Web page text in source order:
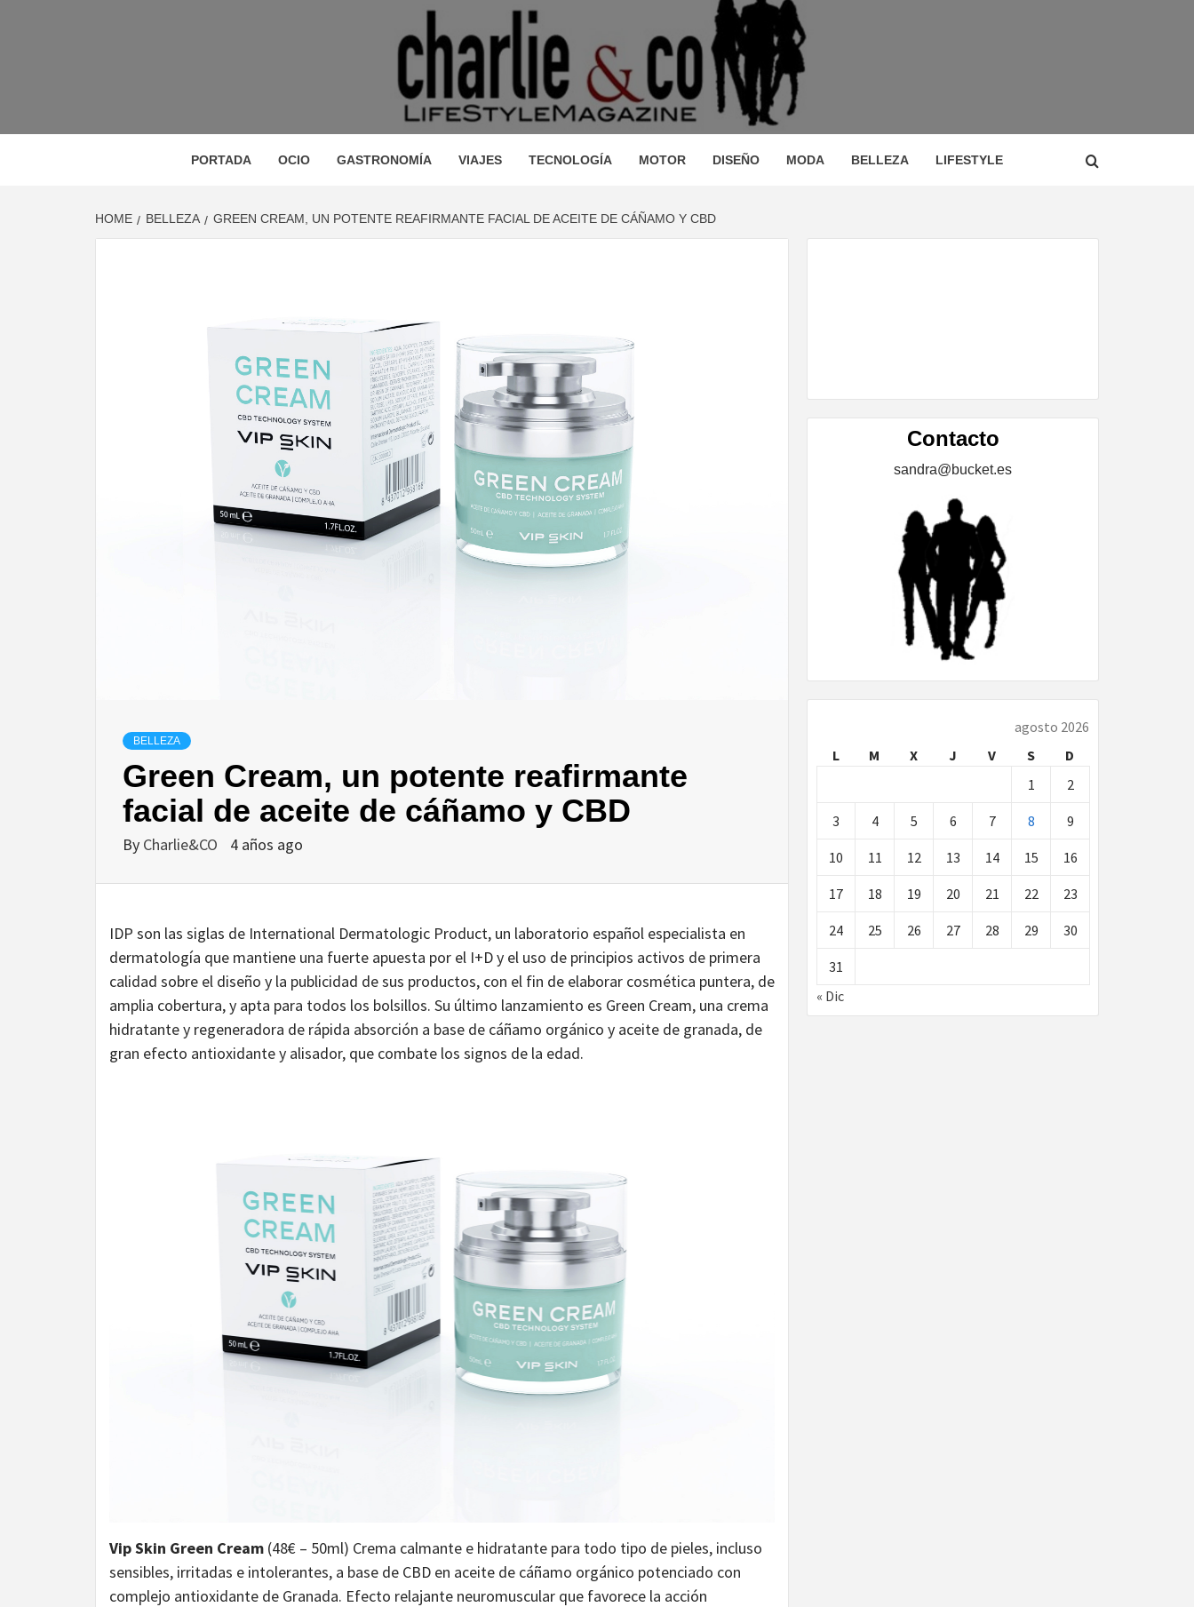
MAGAZINE DE
GASTRONOMÍA,
VIAJES, MOTOR,
TECNOLOGÍA,
DISEÑO…
MAGAZINE DE GASTRONOMÍA, BELLEZA, OCIO, VIAJES, MOTOR, TECNOLOGÍA, DISEÑO…
PORTADA OCIO GASTRONOMÍA VIAJES TECNOLOGÍA MOTOR DISEÑO MODA BELLEZA LIFESTYLE
HOME BELLEZA GREEN CREAM, UN POTENTE REAFIRMANTE FACIAL DE ACEITE DE CÁÑAMO Y CBD
BELLEZA
Green Cream, un potente reafirmante
facial de aceite de cáñamo y CBD
By Charlie&CO 4 años ago
IDP son las siglas de International Dermatologic Product, un laboratorio español especialista en
dermatología que mantiene una fuerte apuesta por el I+D y el uso de principios activos de primera
calidad sobre el diseño y la publicidad de sus productos, con el fin de elaborar cosmética puntera, de
amplia cobertura, y apta para todos los bolsillos. Su último lanzamiento es Green Cream, una crema
hidratante y regeneradora de rápida absorción a base de cáñamo orgánico y aceite de granada, de
gran efecto antioxidante y alisador, que combate los signos de la edad.
Vip Skin Green Cream (48€ – 50ml) Crema calmante e hidratante para todo tipo de pieles, incluso
sensibles, irritadas e intolerantes, a base de CBD en aceite de cáñamo orgánico potenciado con
complejo antioxidante de Granada. Efecto relajante neuromuscular que favorece la acción
Contacto
sandra@bucket.es
agosto 2026
L
M X J V S
D
1
2
3 4 5 6 7 8 9
10 11 12 13 14 15 16
17 18 19 20 21 22 23
24 25 26 27 28 29 30
31
« Dic